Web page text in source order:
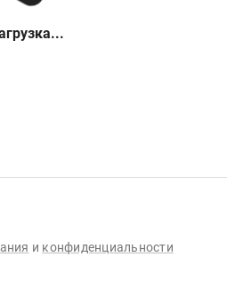
и конфиденциальности